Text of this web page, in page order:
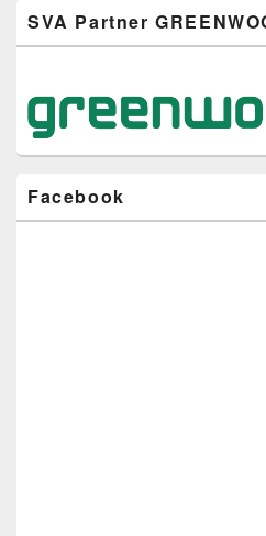
Seitenleisten-
Widgetbereich
SVA Partner
Facebook